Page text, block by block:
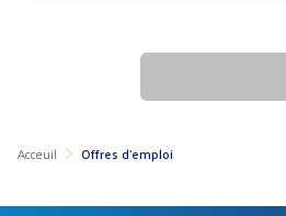
Acceuil Offres d'emploi